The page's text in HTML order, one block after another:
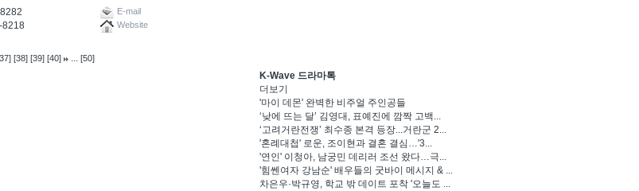
E-mail
8218 Website
[38] [39] [40] ... [50]
K-Wave 드라마톡
더보기
'마이 데몬' 완벽한 비주얼 주인공들
‘낮에 뜨는 달’ 김영대, 표예진에 깜짝 고백...
‘고려거란전쟁’ 최수종 본격 등장...거란군 2...
'혼례대첩' 로운, 조이현과 결혼 결심…'3...
'연인' 이청아, 남궁민 데리러 조선 왔다…극...
'힘쎈여자 강남순' 배우들의 굿바이 메시지 & ...
차은우·박규영, 학교 밖 데이트 포착 '오늘도 ...